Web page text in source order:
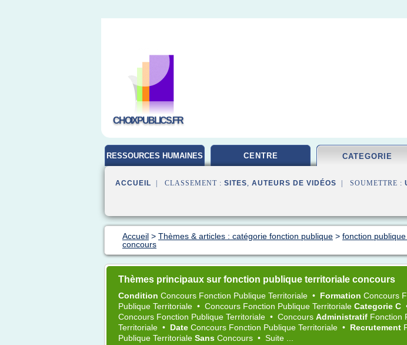
CHOIXPUBLICS.FR
RESSOURCES HUMAINES CENTRE CATEGORIE
ACCUEIL | CLASSEMENT : SITES, AUTEURS DE VIDÉOS | SOUMETTRE :
Accueil > Thèmes & articles : catégorie fonction publique > fonction
concours
Thèmes principaux sur fonction publique territoriale concours
Condition Concours Fonction Publique Territoriale • Formation Concours
Publique Territoriale • Concours Fonction Publique Territoriale Categorie C
Concours Fonction Publique Territoriale • Concours Administratif Fonction
Territoriale • Date Concours Fonction Publique Territoriale • Recrutement
Publique Territoriale Sans Concours • Suite ...